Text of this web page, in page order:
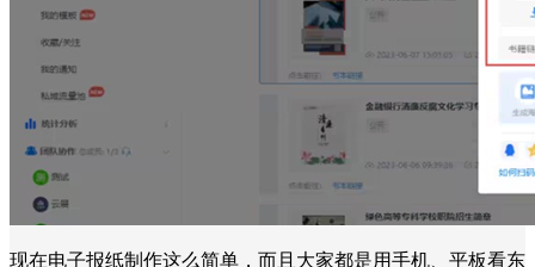
现在电子报纸制作这么简单，而且大家都是用手机、平板看东